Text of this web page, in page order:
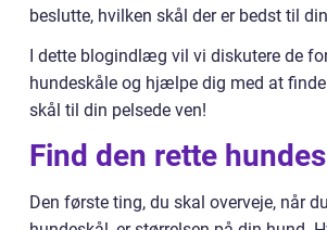
beslutte, hvilken skål der er bedst til
I dette blogindlæg vil vi diskutere de
hundeskåle og hjælpe dig med at
skål til din pelsede ven!
Find den rette
Den første ting, du skal overveje, når